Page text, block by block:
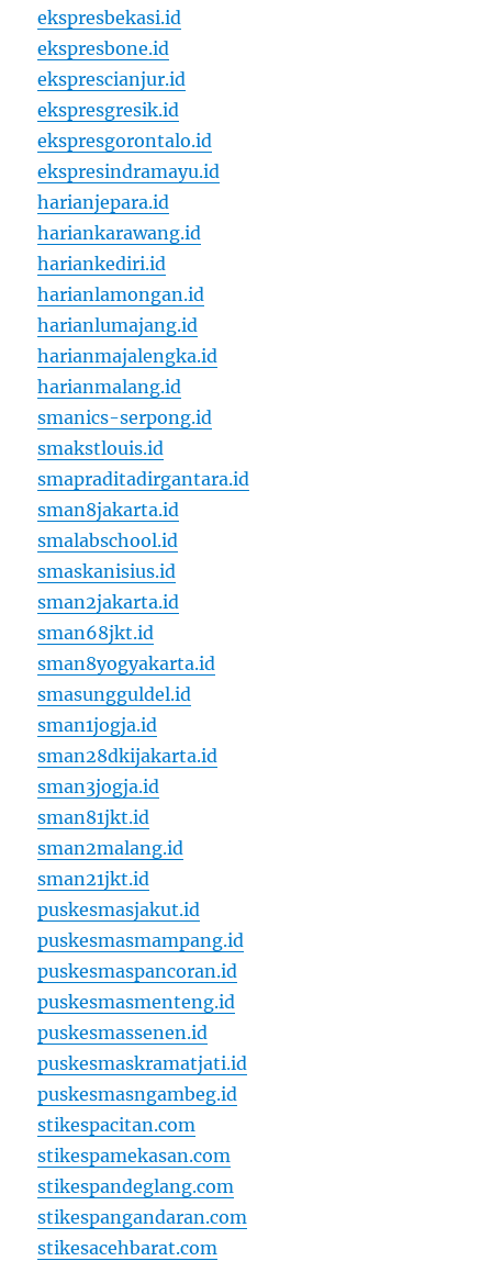
ekspresbekasi.id
ekspresbone.id
eksprescianjur.id
ekspresgresik.id
ekspresgorontalo.id
ekspresindramayu.id
harianjepara.id
hariankarawang.id
hariankediri.id
harianlamongan.id
harianlumajang.id
harianmajalengka.id
harianmalang.id
smanics-serpong.id
smakstlouis.id
smapraditadirgantara.id
sman8jakarta.id
smalabschool.id
smaskanisius.id
sman2jakarta.id
sman68jkt.id
sman8yogyakarta.id
smasungguldel.id
sman1jogja.id
sman28dkijakarta.id
sman3jogja.id
sman81jkt.id
sman2malang.id
sman21jkt.id
puskesmasjakut.id
puskesmasmampang.id
puskesmaspancoran.id
puskesmasmenteng.id
puskesmassenen.id
puskesmaskramatjati.id
puskesmasngambeg.id
stikespacitan.com
stikespamekasan.com
stikespandeglang.com
stikespangandaran.com
stikesacehbarat.com